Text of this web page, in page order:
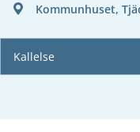
Kommunhuset,
Kallelse